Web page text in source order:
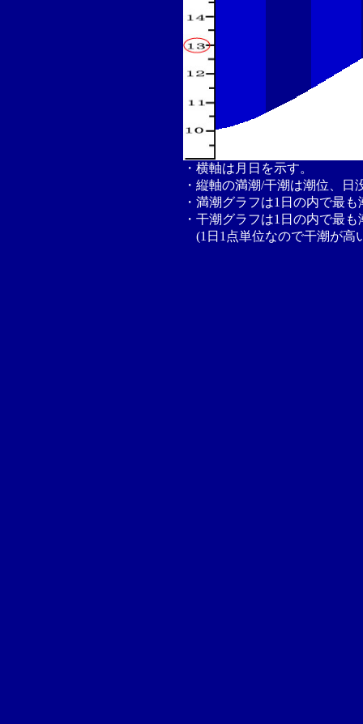
・横軸は月日を示す。
・縦軸の満潮/干潮は潮位、
・満潮グラフは1日の内で最
・干潮グラフは1日の内で最
(1日1点単位なので干潮が高